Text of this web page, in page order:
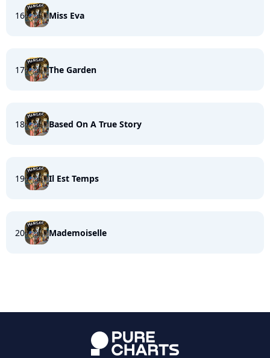
16 Miss Eva
17 The Garden
18 Based On A True Story
19 Il Est Temps
20 Mademoiselle